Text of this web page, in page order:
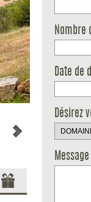
Nombre
Date de
Désirez